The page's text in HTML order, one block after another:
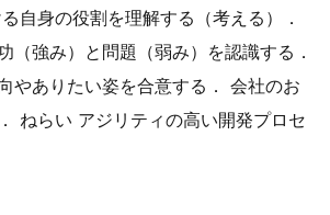
自身の役割を理解する（考える）．
（強み）と問題（弱み）を認識する．
やありたい姿を合意する． 会社のお
ねらい アジリティの高い開発プロセ